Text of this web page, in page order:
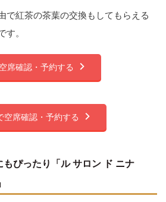
で紅茶の茶葉の交換もしてもらえる
す。
席確認・予約する
空席確認・予約する
もぴったり「ル サロン ド ニナ